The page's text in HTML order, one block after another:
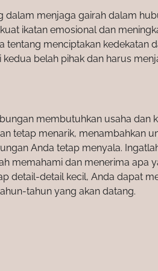
dalam menjaga gairah dalam
ikatan emosional dan
tentang menciptakan kedekatan
belah pihak dan harus
membutuhkan usaha dan
tetap menarik, menambahkan
Anda tetap menyala.
memahami dan menerima apa
detail-detail kecil, Anda dapat
tahun yang akan datang.